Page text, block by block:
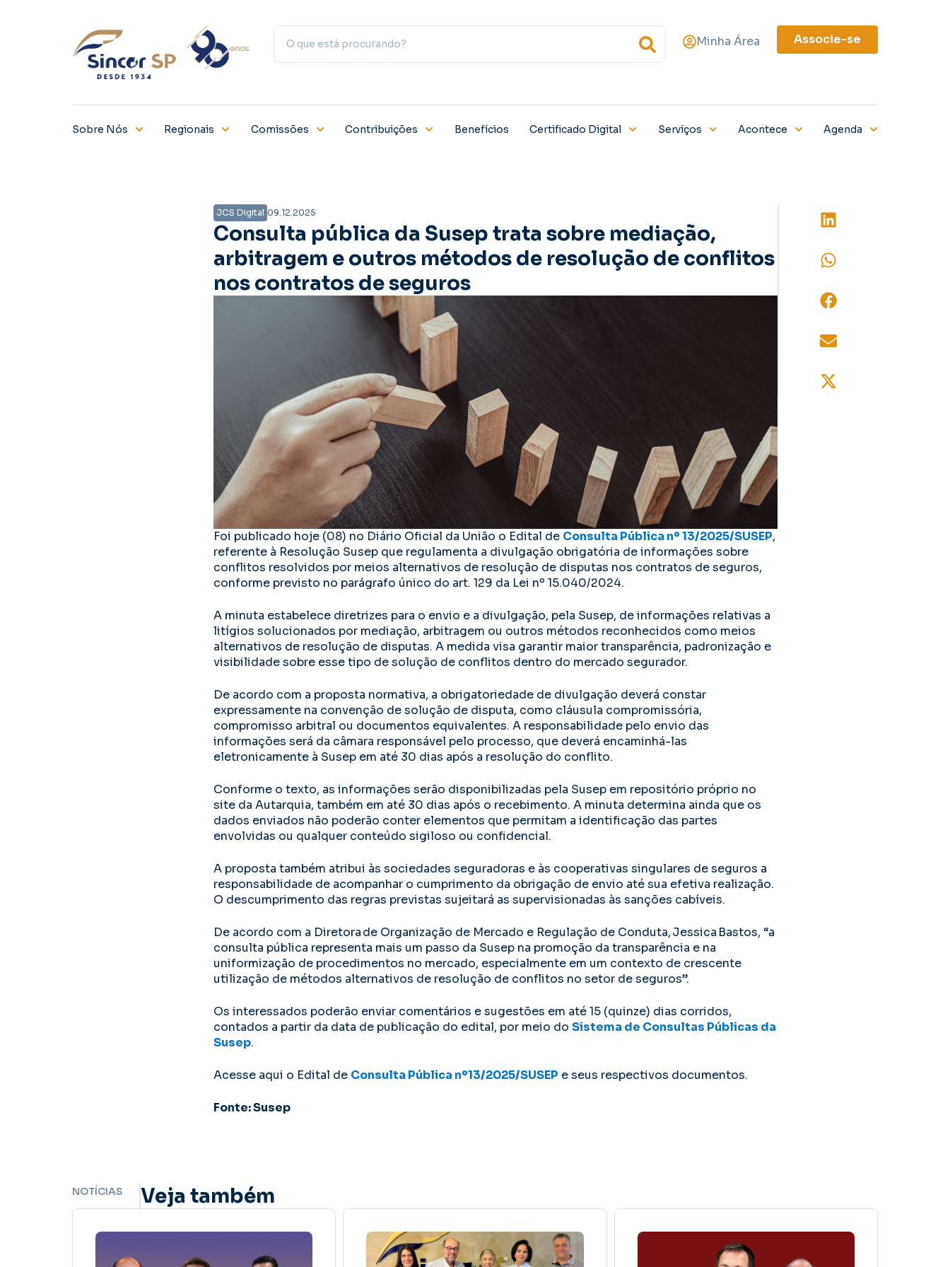
Minha Área Associe-se
Sobre Nós Regionais Comissões Contribuições Benefícios Certificado Digital Serviços Acontece Agenda
JCS Digital 09.12.2025
Consulta pública da Susep trata sobre mediação,
arbitragem e outros métodos de resolução de conflitos
nos contratos de seguros
Foi publicado hoje (08) no Diário Oficial da União o Edital de Consulta Pública nº 13/2025/SUSEP,
referente à Resolução Susep que regulamenta a divulgação obrigatória de informações sobre
conflitos resolvidos por meios alternativos de resolução de disputas nos contratos de seguros,
conforme previsto no parágrafo único do art. 129 da Lei nº 15.040/2024.
A minuta estabelece diretrizes para o envio e a divulgação, pela Susep, de informações relativas a
litígios solucionados por mediação, arbitragem ou outros métodos reconhecidos como meios
alternativos de resolução de disputas. A medida visa garantir maior transparência, padronização e
visibilidade sobre esse tipo de solução de conflitos dentro do mercado segurador.
De acordo com a proposta normativa, a obrigatoriedade de divulgação deverá constar
expressamente na convenção de solução de disputa, como cláusula compromissória,
compromisso arbitral ou documentos equivalentes. A responsabilidade pelo envio das
informações será da câmara responsável pelo processo, que deverá encaminhá-las
eletronicamente à Susep em até 30 dias após a resolução do conflito.
Conforme o texto, as informações serão disponibilizadas pela Susep em repositório próprio no
site da Autarquia, também em até 30 dias após o recebimento. A minuta determina ainda que os
dados enviados não poderão conter elementos que permitam a identificação das partes
envolvidas ou qualquer conteúdo sigiloso ou confidencial.
A proposta também atribui às sociedades seguradoras e às cooperativas singulares de seguros a
responsabilidade de acompanhar o cumprimento da obrigação de envio até sua efetiva realização.
O descumprimento das regras previstas sujeitará as supervisionadas às sanções cabíveis.
De acordo com a Diretora de Organização de Mercado e Regulação de Conduta, Jessica Bastos, “a
consulta pública representa mais um passo da Susep na promoção da transparência e na
uniformização de procedimentos no mercado, especialmente em um contexto de crescente
utilização de métodos alternativos de resolução de conflitos no setor de seguros”.
Os interessados poderão enviar comentários e sugestões em até 15 (quinze) dias corridos,
contados a partir da data de publicação do edital, por meio do Sistema de Consultas Públicas da
Susep.
Acesse aqui o Edital de Consulta Pública nº13/2025/SUSEP e seus respectivos documentos.
Fonte: Susep
NOTÍCIAS Veja também